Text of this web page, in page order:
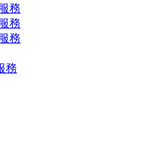
務
務
務
務